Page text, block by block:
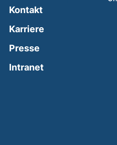
Kontakt
Karriere
Presse
Intranet(external link,